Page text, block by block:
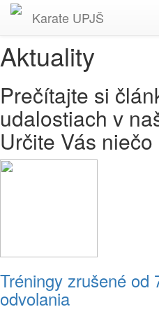
Karate UPJŠ
Aktuality
Prečítajte si
udalostiach v
Určite Vás
Tréningy zrušené od
odvolania